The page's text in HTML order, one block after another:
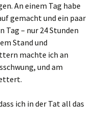
An einem Tag habe
gemacht und ein paar
Tag – nur 24 Stunden
Stand und
machte ich an
und am
ich in der Tat all das